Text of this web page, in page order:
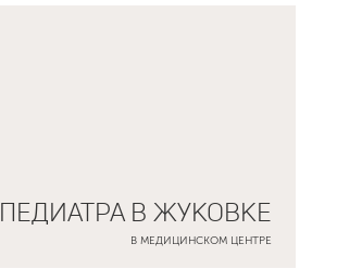
В ЖУКОВКЕ
В МЕДИЦИНСКОМ ЦЕНТРЕ